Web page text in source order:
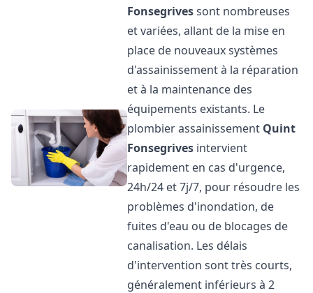
Fonsegrivessont nombreuses
et variées, allant de la mise en
place de nouveaux systèmes
d'assainissement à la réparation
et à la maintenance des
équipements existants. Le
plombier assainissement Quint
Fonsegrives intervient
rapidement en cas d'urgence,
24h/24 et 7j/7, pour résoudre les
problèmes d'inondation, de
fuites d'eau ou de blocages de
canalisation. Les délais
d'intervention sont très courts,
généralement inférieurs à 2